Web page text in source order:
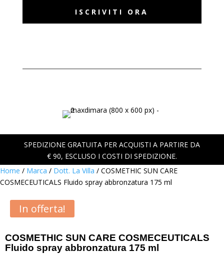
ISCRIVITI ORA
SPEDIZIONE GRATUITA PER ACQUISTI A PARTIRE DA
€ 90, ESCLUSO I COSTI DI SPEDIZIONE.
Home / Marca / Dott. La Villa / COSMETHIC SUN CARE
COSMECEUTICALS Fluido spray abbronzatura 175 ml
In offerta!
COSMETHIC SUN CARE COSMECEUTICALS
Fluido spray abbronzatura 175 ml